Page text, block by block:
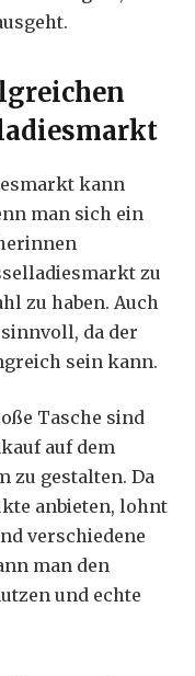
kann
man sich ein
zu
zu haben. Auch
da der
sein kann.
Tasche sind
auf dem
zu gestalten. Da
anbieten, lohnt
verschiedene
man den
und echte